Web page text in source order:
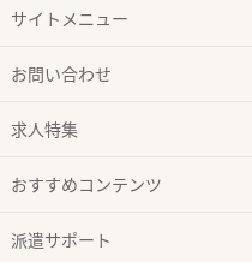
サイトメニュー
お問い合わせ
求人特集
おすすめコンテンツ
派遣サポート